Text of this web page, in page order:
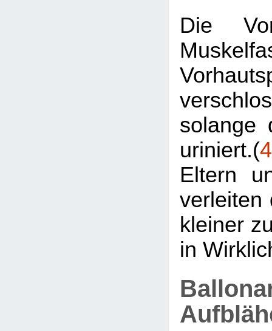
Die
solange
uriniert.(4
Eltern
verleiten
kleiner
in